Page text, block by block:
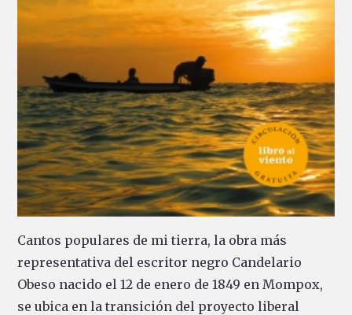
Cantos populares de mi tierra, la obra más
representativa del escritor negro Candelario
Obeso nacido el 12 de enero de 1849 en Mompox,
se ubica en la transición del proyecto liberal